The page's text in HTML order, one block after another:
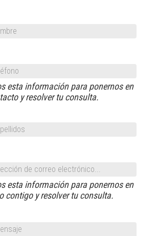
esta información para ponernos en
y resolver tu consulta.
esta información para ponernos en
contigo y resolver tu consulta.